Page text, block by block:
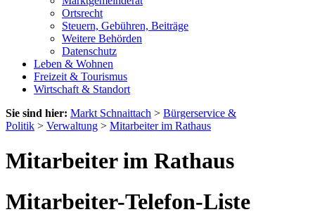
Ortsrecht
Steuern, Gebühren, Beiträge
Weitere Behörden
Datenschutz
Leben & Wohnen
Freizeit & Tourismus
Wirtschaft & Standort
Sie sind hier: Markt Schnaittach > Bürgerservice &
Politik > Verwaltung > Mitarbeiter im Rathaus
Mitarbeiter im Rathaus
Mitarbeiter-Telefon-Liste